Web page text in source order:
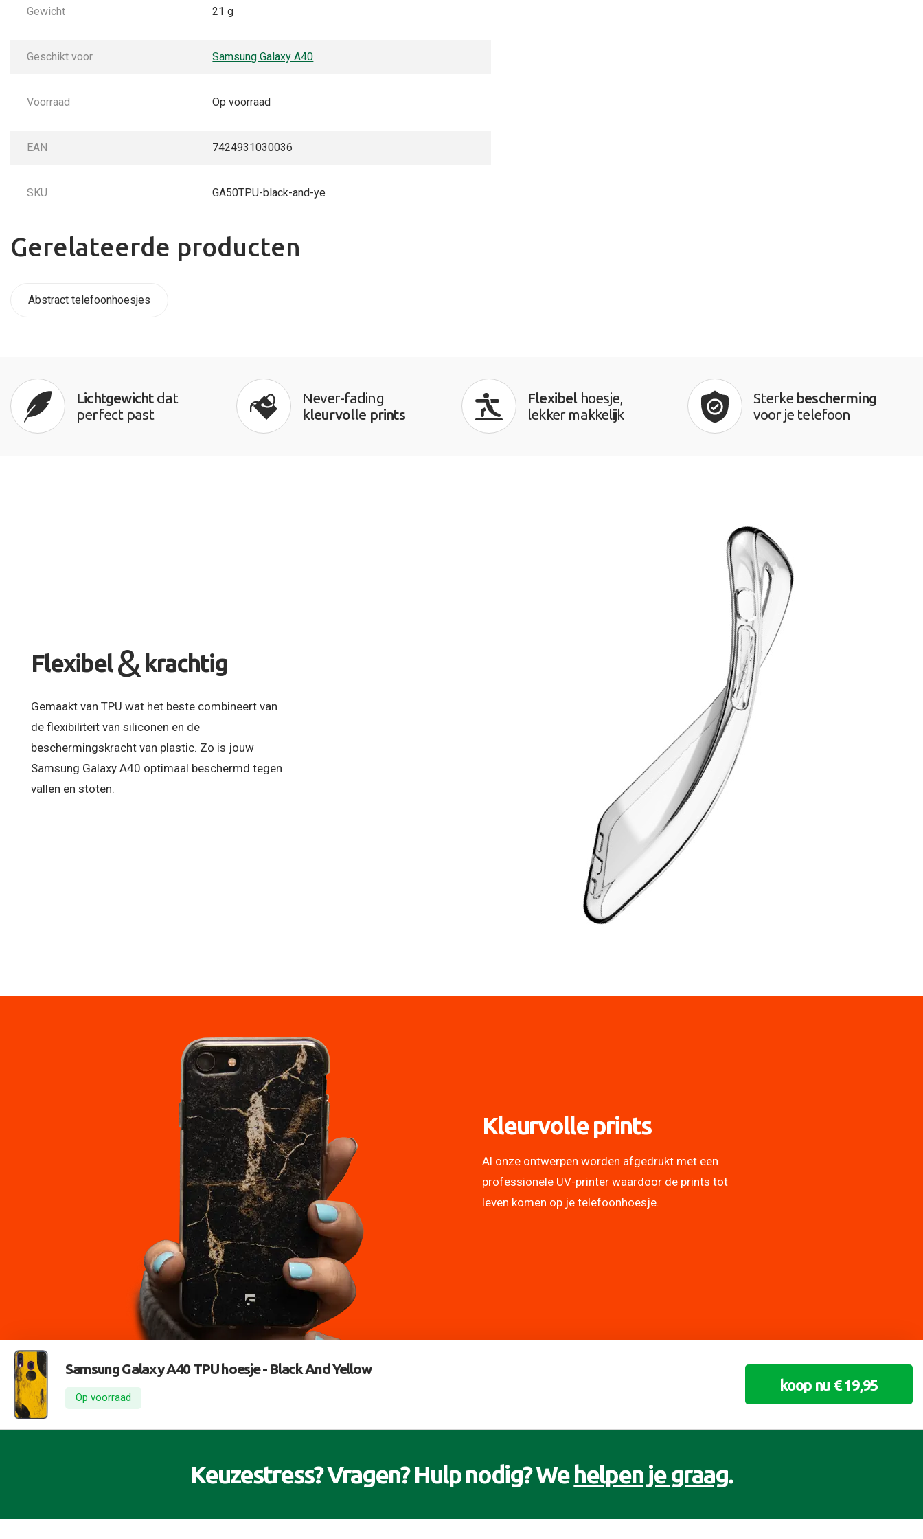
Gewicht 21 g
Geschikt voor Samsung Galaxy A40
Voorraad Op voorraad
EAN 7424931030036
SKU GA50TPU-black-and-ye
Gerelateerde producten
Abstract telefoonhoesjes
Lichtgewichtdat
perfect past
Never-fading
kleurvolle prints
Flexibelhoesje,
lekker makkelijk
Sterke bescherming
voor je telefoon
Flexibel & krachtig
Gemaakt van TPU wat het beste combineert van
de flexibiliteit van siliconen en de
beschermingskracht van plastic. Zo is jouw
Samsung Galaxy A40 optimaal beschermd tegen
vallen en stoten.
Kleurvolle prints
Al onze ontwerpen worden afgedrukt met een
professionele UV-printer waardoor de prints tot
leven komen op je telefoonhoesje.
Samsung Galaxy A40 TPU hoesje -Black And Yellow
Op voorraad
koop nu € 19,95
Keuzestress? Vragen? Hulp nodig? We helpen je graag.